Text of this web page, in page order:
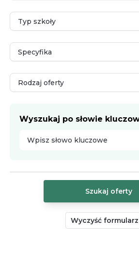
Typ szkoły
Typ szkoły
Specyfika
Specyfika
Rodzaj oferty
Rodzaj oferty
Wyszukaj po słowie
Wpisz słowo kluczowe
Wyczyść formularz
Szukaj oferty